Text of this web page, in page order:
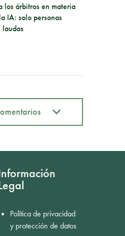
los árbitros en materia
IA: solo personas
laudos
Política de privacidad
y protección de datos